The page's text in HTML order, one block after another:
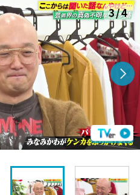
3/4